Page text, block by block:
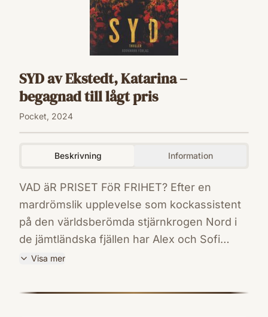
SYD av Ekstedt, Katarina –
begagnad till lågt pris
Pocket, 2024
Beskrivning Information
VAD äR PRISET FöR FRIHET? Efter en
mardrömslik upplevelse som kockassistent
på den världsberömda stjärnkrogen Nord i
de jämtländska fjällen har Alex och Sofi
äntligen lyckats starta ett nytt liv. Med
sig fokuserar de nu på att starta upp en
Visa mer
9789189820647